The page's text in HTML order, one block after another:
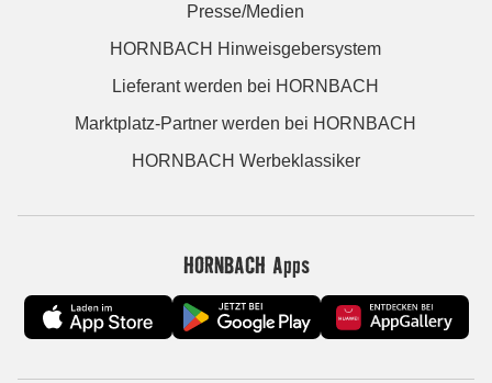
Presse/Medien
HORNBACH Hinweisgebersystem
Lieferant werden bei HORNBACH
Marktplatz-Partner werden bei HORNBACH
HORNBACH Werbeklassiker
HORNBACH Apps